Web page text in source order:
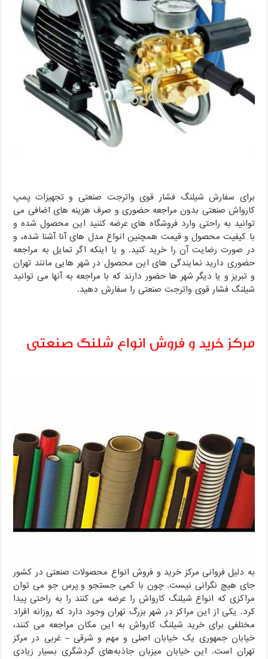
برای سفارش شیلنگ فشار قوی واترجت صنعتی و تجهیزات پمپ
کارواش صنعتی بدون مراجعه حضوری و صرف هزینه های اضافی می
توانید به راحتی وارد فروشگاه های عرضه کننید این محصول شده و
با کیفیت محصول و قیمت همچنین انواع مدل های آنا آشنا شده، و
در صورت رضایت آن را خرید کنید. و یا اینکه اگر تمایل به مراجعه
حضوری دارید نمایندگی های این محصول در شهر هایی مانند تهران
و تبریز و یا دیگر شهر ها حضور دارند که با مراجعه به آنها می توانید
شیلنگ فشار قوی واترجت صنعتی را سفارش دهید.
مرکز خرید و فروش انواع شلنگ صنعتی
به دلیل فروانی مرکز خرید و فروش انواع محصولات صنعتی در کشور
جای هیچ نگرانی نیست. چون با کمی جستجو و پرس جو می توان
مراکزی که انواع شیلنگ کارواش را عرضه می کنند را به راحتی پیدا
کرد. یکی از این مراکز در شهر بزرگ تهران وجود دارد که روزانه افراد
مختلفی برای خرید شیلنگ کارواش به این مکان مراجعه می کنند،
خیابان جمهوری یک خیابان اصلی و مهم و شرقی – غربی در مرکز
تهران است. این خیابان میزبان جاذبه‌های گردشگری بسیار زیادی